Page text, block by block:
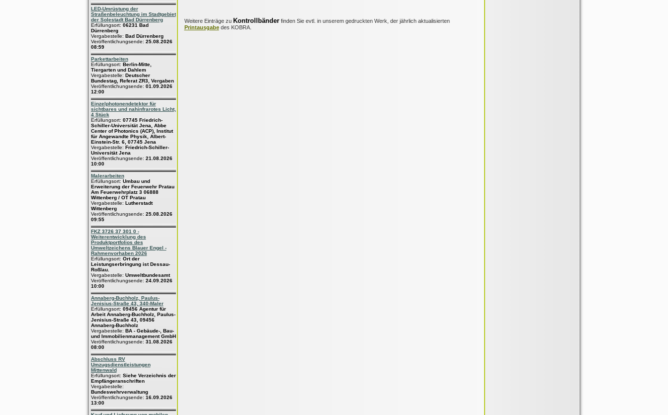
LED-Umrüstung der
Straßenbeleuchtung im Stadtgebiet
der Solestadt Bad Dürrenberg
Erfüllungsort: 06231 Bad
Dürrenberg
Vergabestelle: Bad Dürrenberg
Veröffentlichungsende: 25.08.2026
08:59
Parkettarbeiten
Erfüllungsort: Berlin-Mitte,
Tiergarten und Dahlem
Vergabestelle: Deutscher
Bundestag, Referat ZR3, Vergaben
Veröffentlichungsende: 01.09.2026
12:00
Einzelphotonendetektor für
sichtbares und nahinfrarotes Licht,
4 Stück
Erfüllungsort: 07745 Friedrich-
Schiller-Universität Jena, Abbe
Center of Photonics (ACP), Institut
für Angewandte Physik, Albert-
Einstein-Str. 6, 07745 Jena
Vergabestelle: Friedrich-Schiller-
Universität Jena
Veröffentlichungsende: 21.08.2026
10:00
Malerarbeiten
Erfüllungsort: Umbau und
Erweiterung der Feuerwehr Pratau
Am Feuerwehrplatz 3 06888
Wittenberg / OT Pratau
Vergabestelle: Lutherstadt
Wittenberg
Veröffentlichungsende: 25.08.2026
09:55
FKZ 3726 37 301 0 -
Weiterentwicklung des
Produktportfolios des
Umweltzeichens Blauer Engel -
Rahmenvorhaben 2026
Erfüllungsort: Ort der
Leistungserbringung ist Dessau-
Roßlau.
Vergabestelle: Umweltbundesamt
Veröffentlichungsende: 24.09.2026
10:00
Annaberg-Buchholz, Paulus-
Jenisius-Straße 43, 340-Maler
Erfüllungsort: 09456 Agentur für
Arbeit Annaberg-Buchholz, Paulus-
Jenisius-Straße 43, 09456
Annaberg-Buchholz
Vergabestelle: BA - Gebäude-, Bau-
und Immobilienmanagement GmbH
Veröffentlichungsende: 31.08.2026
08:00
Abschluss RV
Umzugsdienstleistungen
Mittenwald
Erfüllungsort: Siehe Verzeichnis der
Empfängeranschriften
Vergabestelle:
Bundeswehrverwaltung
Veröffentlichungsende: 16.09.2026
13:00
Weitere Einträge zu Kontrollbänderfinden Sie evtl. in unserem gedruckten Werk, der jährlich aktualisierten
Printausgabedes KOBRA.